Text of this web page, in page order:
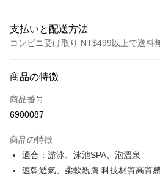
支払いと配送方法
コンビニ受け取り NT$499以上で送料
クレジットカード1回払い
コンビニ店頭代金引換
Apple Pay
JKOPAY
商品の特徴
商品番号
6900087
商品の特徴
適合：游泳、泳池SPA、泡溫泉
速乾透氣、柔軟親膚 科技材質高質